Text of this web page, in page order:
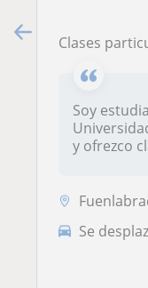
Clases particulares, desde Primaria
Soy
y ofrezco
Se